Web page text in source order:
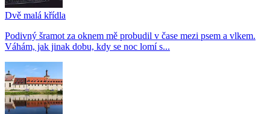
Dvě malá křídla
Podivný šramot za oknem mě probudil v čase mezi psem a vlkem.
Váhám, jak jinak dobu, kdy se noc lomí s...